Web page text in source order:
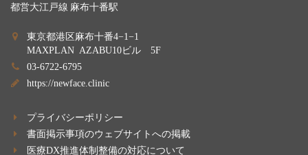
都営大江戸線 麻布十番駅
東京都港区麻布十番4−1−1
MAXPLAN AZABU10ビル 5F
03-6722-6795
https://newface.clinic
プライバシーポリシー
書面掲示事項のウェブサイトへの掲載
医療DX推進体制整備の対応について